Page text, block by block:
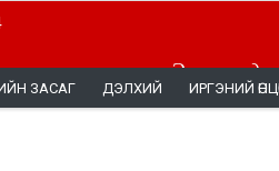
Эерэг
ЗАСАГ ДЭЛХИЙ ИРГЭНИЙ